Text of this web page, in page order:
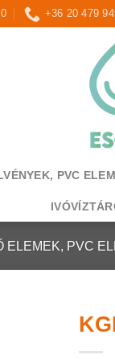
+36 20 479
PVC
ELEMEK, PVC